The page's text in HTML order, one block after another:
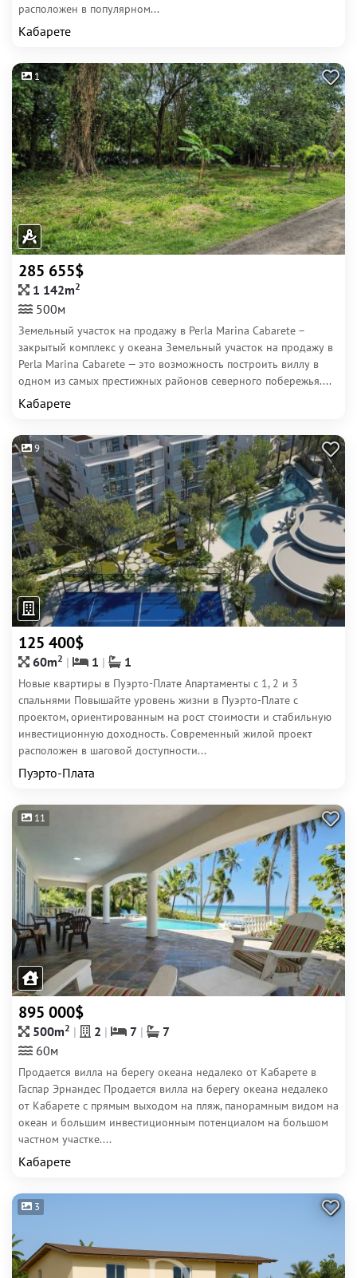
расположен в популярном...
Кабарете
1
285 655$
1 142m2
500м
Земельный участок на продажу в Perla Marina Cabarete –
закрытый комплекс у океана Земельный участок на продажу в
Perla Marina Cabarete — это возможность построить виллу в
одном из самых престижных районов северного побережья....
Кабарете
9
125 400$
60m2 1 1
Новые квартиры в Пуэрто-Плате Апартаменты с 1, 2 и 3
спальнями Повышайте уровень жизни в Пуэрто-Плате с
проектом, ориентированным на рост стоимости и стабильную
инвестиционную доходность. Современный жилой проект
расположен в шаговой доступности...
Пуэрто-Плата
11
895 000$
500m2 2 7
7
60м
Продается вилла на берегу океана недалеко от Кабарете в
Гаспар Эрнандес Продается вилла на берегу океана недалеко
от Кабарете с прямым выходом на пляж, панорамным видом на
океан и большим инвестиционным потенциалом на большом
частном участке....
Кабарете
3